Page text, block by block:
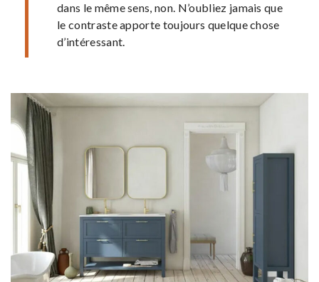
dans le même sens, non. N’oubliez jamais que
le contraste apporte toujours quelque chose
d’intéressant.